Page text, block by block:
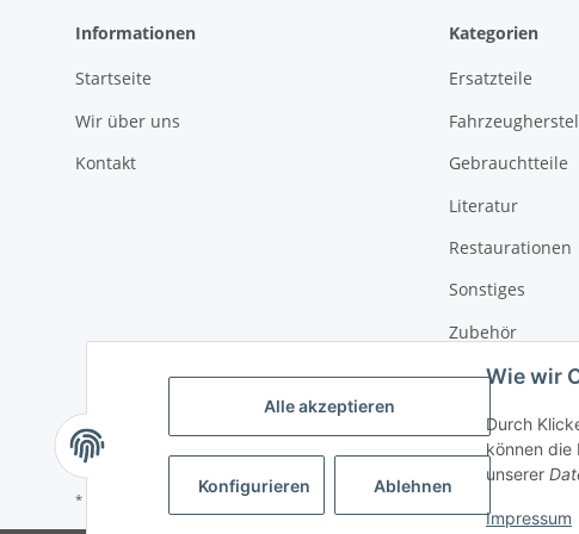
Alle akzeptieren
Konfigurieren Ablehnen
Wie wir
Durch
können die
unserer
Impressum
Informationen
Startseite
Wir über uns
Kontakt
Kategorien
Ersatzteile
Gebrauchtteile
Literatur
Restaurationen
Sonstiges
Zubehör
* Alle Preise inkl. gesetzlicher USt., zzgl.